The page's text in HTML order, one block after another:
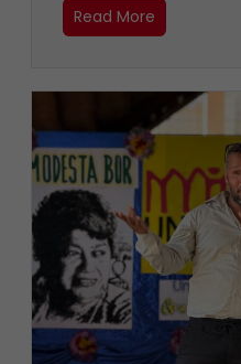
Read More